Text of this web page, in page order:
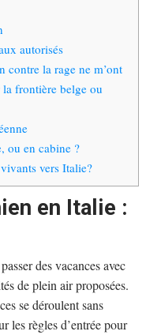
autorisés
contre la rage ne m’ont
la frontière belge ou
ou en cabine ?
vers Italie?
en Italie :
des vacances avec
de plein air proposées.
se déroulent sans
les règles d’entrée pour